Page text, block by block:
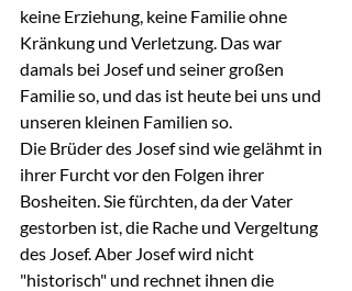
keine Erziehung, keine Familie ohne
Kränkung und Verletzung. Das war
damals bei Josef und seiner großen
Familie so, und das ist heute bei uns und
unseren kleinen Familien so.
Die Brüder des Josef sind wie gelähmt in
ihrer Furcht vor den Folgen ihrer
Bosheiten. Sie fürchten, da der Vater
gestorben ist, die Rache und Vergeltung
des Josef. Aber Josef wird nicht
"historisch" und rechnet ihnen die